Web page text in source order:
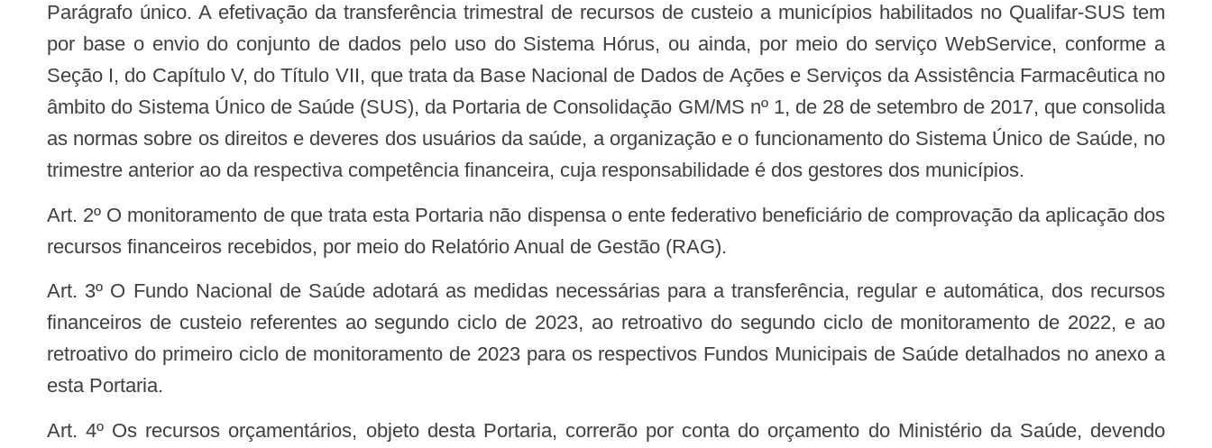
Parágrafo único. A efetivação da transferência trimestral de recursos de custeio a municípios habilitados no Qualifar-SUS tem
por base o envio do conjunto de dados pelo uso do Sistema Hórus, ou ainda, por meio do serviço WebService, conforme a
Seção I, do Capítulo V, do Título VII, que trata da Base Nacional de Dados de Ações e Serviços da Assistência Farmacêutica no
âmbito do Sistema Único de Saúde (SUS), da Portaria de Consolidação GM/MS nº 1, de 28 de setembro de 2017, que consolida
as normas sobre os direitos e deveres dos usuários da saúde, a organização e o funcionamento do Sistema Único de Saúde, no
trimestre anterior ao da respectiva competência financeira, cuja responsabilidade é dos gestores dos municípios.
Art. 2º O monitoramento de que trata esta Portaria não dispensa o ente federativo beneficiário de comprovação da aplicação dos
recursos financeiros recebidos, por meio do Relatório Anual de Gestão (RAG).
Art. 3º O Fundo Nacional de Saúde adotará as medidas necessárias para a transferência, regular e automática, dos recursos
financeiros de custeio referentes ao segundo ciclo de 2023, ao retroativo do segundo ciclo de monitoramento de 2022, e ao
retroativo do primeiro ciclo de monitoramento de 2023 para os respectivos Fundos Municipais de Saúde detalhados no anexo a
esta Portaria.
Art. 4º Os recursos orçamentários, objeto desta Portaria, correrão por conta do orçamento do Ministério da Saúde, devendo